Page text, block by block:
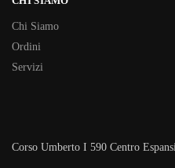
Chi Siamo
Ordini
Servizi
Corso Umberto I 590 Centro